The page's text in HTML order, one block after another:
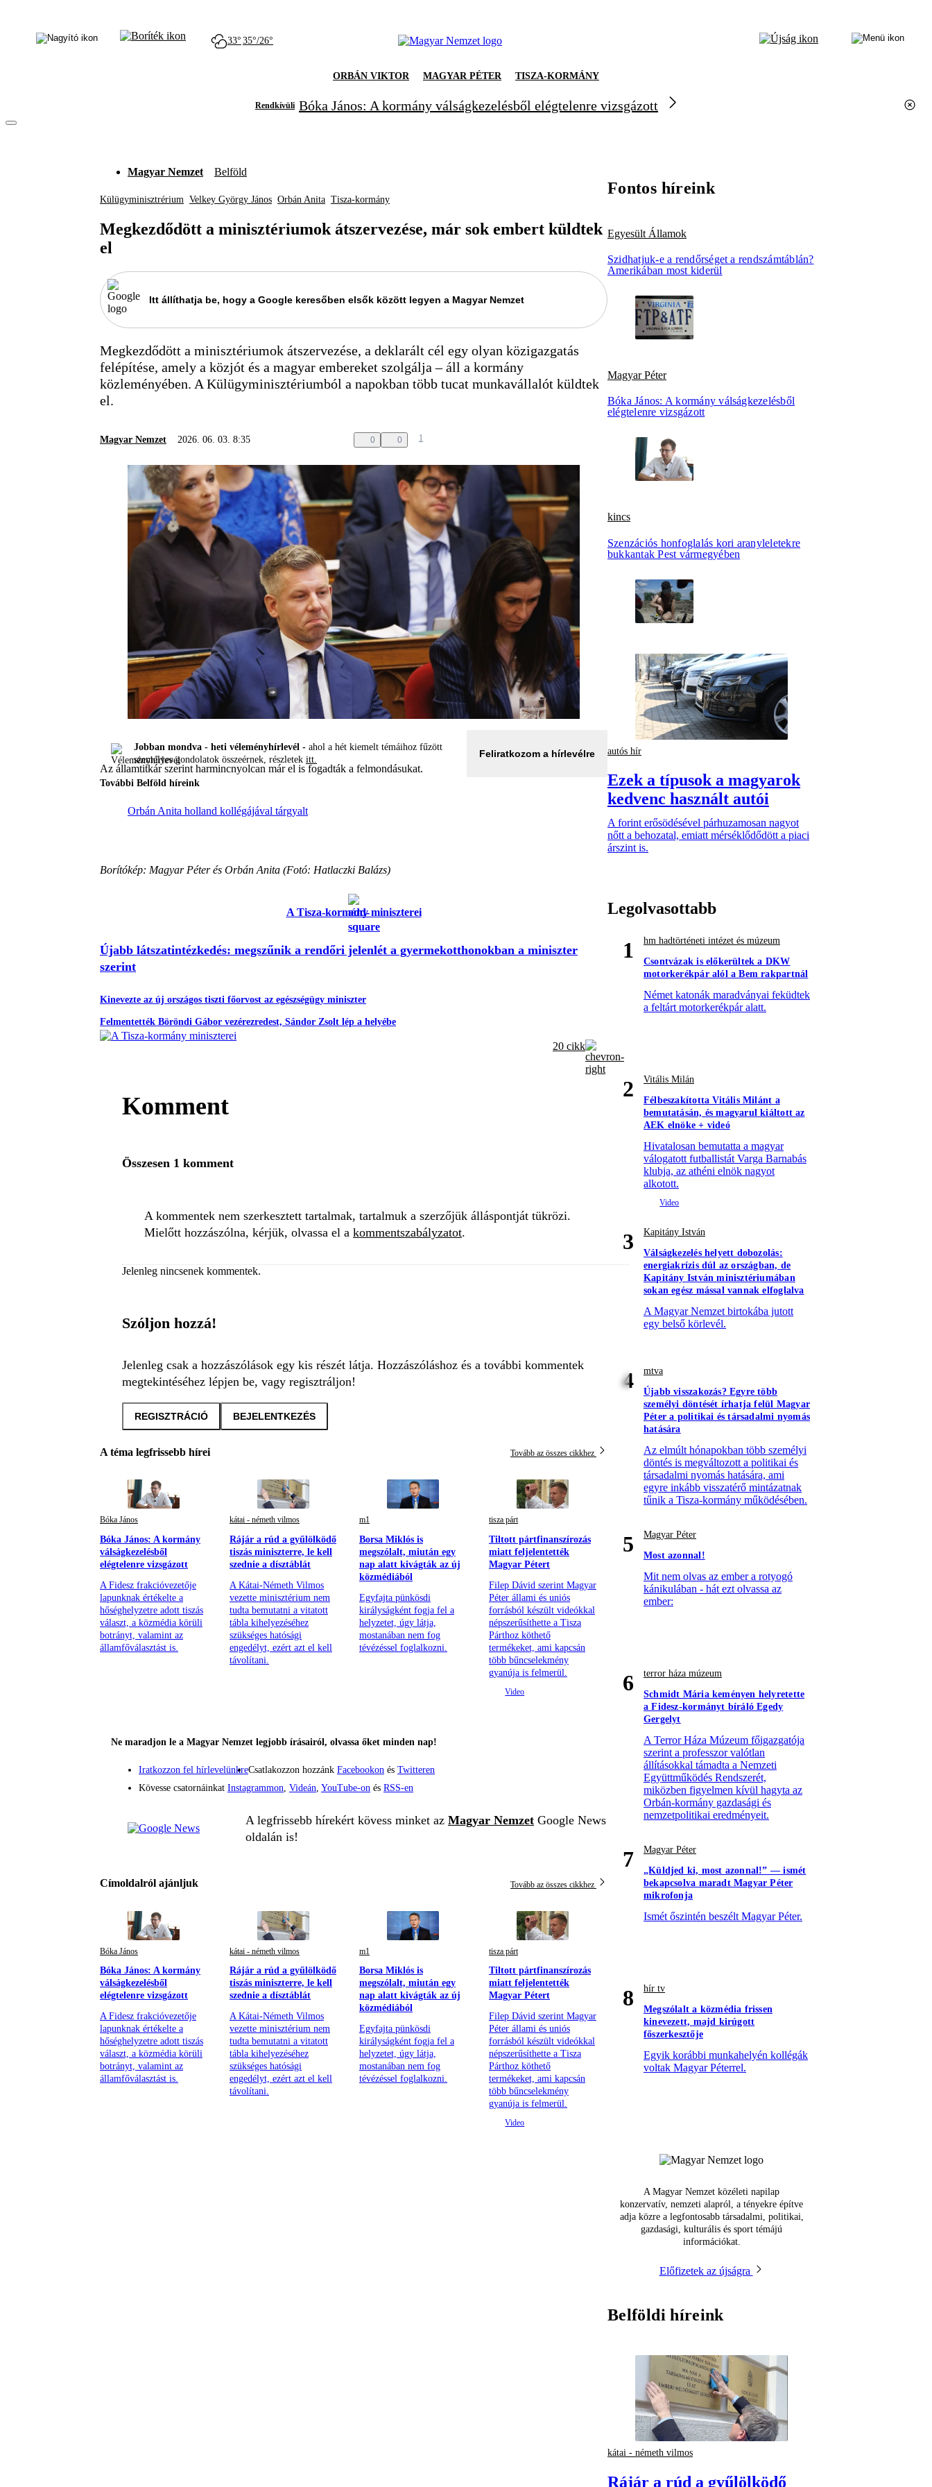
33° 35°/26°
ORBÁN VIKTOR MAGYAR PÉTER TISZA-KORMÁNY
Rendkívüli Bóka János: A kormány válságkezelésből elégtelenre vizsgázott
Magyar Nemzet Belföld
Külügyminisztrérium Velkey György János Orbán Anita Tisza-kormány
Megkezdődött a minisztériumok átszervezése, már sok embert küldtek
el
Itt állíthatja be, hogy a Google keresőben elsők között legyen a Magyar Nemzet
Megkezdődött a minisztériumok átszervezése, a deklarált cél egy olyan közigazgatás
felépítése, amely a közjót és a magyar embereket szolgálja – áll a kormány
közleményében. A Külügyminisztériumból a napokban több tucat munkavállalót küldtek
el.
Magyar Nemzet 2026. 06. 03. 8:35 0 0 1
Jobban mondva - heti véleményhírlevél - ahol a hét kiemelt témáihoz fűzött
személyes gondolatok összeérnek, részletek itt.
Feliratkozom a hírlevélre
Az államtitkár szerint harmincnyolcan már el is fogadták a felmondásukat.
További Belföld híreink
Orbán Anita holland kollégájával tárgyalt
Borítókép: Magyar Péter és Orbán Anita (Fotó: Hatlaczki Balázs)
A Tisza-kormány miniszterei
Újabb látszatintézkedés: megszűnik a rendőri jelenlét a gyermekotthonokban a miniszter
szerint
Kinevezte az új országos tiszti főorvost az egészségügy miniszter
Felmentették Böröndi Gábor vezérezredest, Sándor Zsolt lép a helyébe
20 cikk
Komment
Összesen 1 komment
A kommentek nem szerkesztett tartalmak, tartalmuk a szerzőjük álláspontját tükrözi.
Mielőtt hozzászólna, kérjük, olvassa el a kommentszabályzatot.
Jelenleg nincsenek kommentek.
Szóljon hozzá!
Jelenleg csak a hozzászólások egy kis részét látja. Hozzászóláshoz és a további kommentek
megtekintéséhez lépjen be, vagy regisztráljon!
REGISZTRÁCIÓ BEJELENTKEZÉS
A téma legfrissebb hírei Tovább az összes cikkhez
Bóka János
Bóka János: A kormány
válságkezelésből
elégtelenre vizsgázott
A Fidesz frakcióvezetője
lapunknak értékelte a
hőséghelyzetre adott tiszás
választ, a közmédia körüli
botrányt, valamint az
államfőválasztást is.
kátai - németh vilmos
Rájár a rúd a gyűlölködő
tiszás miniszterre, le kell
szednie a dísztáblát
A Kátai-Németh Vilmos
vezette minisztérium nem
tudta bemutatni a vitatott
tábla kihelyezéséhez
szükséges hatósági
engedélyt, ezért azt el kell
távolítani.
m1
Borsa Miklós is
megszólalt, miután egy
nap alatt kivágták az új
közmédiából
Egyfajta pünkösdi
királyságként fogja fel a
helyzetet, úgy látja,
mostanában nem fog
tévézéssel foglalkozni.
tisza párt
Tiltott pártfinanszírozás
miatt feljelentették
Magyar Pétert
Filep Dávid szerint Magyar
Péter állami és uniós
forrásból készült videókkal
népszerűsíthette a Tisza
Párthoz köthető
termékeket, ami kapcsán
több bűncselekmény
gyanúja is felmerül.
Ne maradjon le a Magyar Nemzet legjobb írásairól, olvassa őket minden nap!
Iratkozzon fel hírlevelünkreCsatlakozzon hozzánk Facebookon és Twitteren
Kövesse csatornáinkat Instagrammon, Videán, YouTube-on és RSS-en
A legfrissebb hírekért kövess minket az Magyar Nemzet Google News
oldalán is!
Címoldalról ajánljuk Tovább az összes cikkhez
Bóka János
Bóka János: A kormány
válságkezelésből
elégtelenre vizsgázott
A Fidesz frakcióvezetője
lapunknak értékelte a
hőséghelyzetre adott tiszás
választ, a közmédia körüli
botrányt, valamint az
államfőválasztást is.
kátai - németh vilmos
Rájár a rúd a gyűlölködő
tiszás miniszterre, le kell
szednie a dísztáblát
A Kátai-Németh Vilmos
vezette minisztérium nem
tudta bemutatni a vitatott
tábla kihelyezéséhez
szükséges hatósági
engedélyt, ezért azt el kell
távolítani.
m1
Borsa Miklós is
megszólalt, miután egy
nap alatt kivágták az új
közmédiából
Egyfajta pünkösdi
királyságként fogja fel a
helyzetet, úgy látja,
mostanában nem fog
tévézéssel foglalkozni.
tisza párt
Tiltott pártfinanszírozás
miatt feljelentették
Magyar Pétert
Filep Dávid szerint Magyar
Péter állami és uniós
forrásból készült videókkal
népszerűsíthette a Tisza
Párthoz köthető
termékeket, ami kapcsán
több bűncselekmény
gyanúja is felmerül.
Fontos híreink
Egyesült Államok
Szidhatjuk-e a rendőrséget a rendszámtáblán?
Amerikában most kiderül
Magyar Péter
Bóka János: A kormány válságkezelésből
elégtelenre vizsgázott
kincs
Szenzációs honfoglalás kori aranyleletekre
bukkantak Pest vármegyében
autós hír
Ezek a típusok a magyarok
kedvenc használt autói
A forint erősödésével párhuzamosan nagyot
nőtt a behozatal, emiatt mérséklődődött a piaci
árszint is.
Legolvasottabb
1
hm hadtörténeti intézet és múzeum
Csontvázak is előkerültek a DKW
motorkerékpár alól a Bem rakpartnál
Német katonák maradványai feküdtek
a feltárt motorkerékpár alatt.
2
Vitális Milán
Félbeszakította Vitális Milánt a
bemutatásán, és magyarul kiáltott az
AEK elnöke + videó
Hivatalosan bemutatta a magyar
válogatott futballistát Varga Barnabás
klubja, az athéni elnök nagyot
alkotott.
3
Kapitány István
Válságkezelés helyett dobozolás:
energiakrízis dúl az országban, de
Kapitány István minisztériumában
sokan egész mással vannak elfoglalva
A Magyar Nemzet birtokába jutott
egy belső körlevél.
4
mtva
Újabb visszakozás? Egyre több
személyi döntését írhatja felül Magyar
Péter a politikai és társadalmi nyomás
hatására
Az elmúlt hónapokban több személyi
döntés is megváltozott a politikai és
társadalmi nyomás hatására, ami
egyre inkább visszatérő mintázatnak
tűnik a Tisza-kormány működésében.
5
Magyar Péter
Most azonnal!
Mit nem olvas az ember a rotyogó
kánikulában - hát ezt olvassa az
ember:
6
terror háza múzeum
Schmidt Mária keményen helyretette
a Fidesz-kormányt bíráló Egedy
Gergelyt
A Terror Háza Múzeum főigazgatója
szerint a professzor valótlan
állításokkal támadta a Nemzeti
Együttműködés Rendszerét,
miközben figyelmen kívül hagyta az
Orbán-kormány gazdasági és
nemzetpolitikai eredményeit.
7
Magyar Péter
„Küldjed ki, most azonnal!” — ismét
bekapcsolva maradt Magyar Péter
mikrofonja
Ismét őszintén beszélt Magyar Péter.
8
hír tv
Megszólalt a közmédia frissen
kinevezett, majd kirúgott
főszerkesztője
Egyik korábbi munkahelyén kollégák
voltak Magyar Péterrel.
A Magyar Nemzet közéleti napilap
konzervatív, nemzeti alapról, a tényekre építve
adja közre a legfontosabb társadalmi, politikai,
gazdasági, kulturális és sport témájú
információkat.
Előfizetek az újságra
Belföldi híreink
kátai - németh vilmos
Rájár a rúd a gyűlölködő